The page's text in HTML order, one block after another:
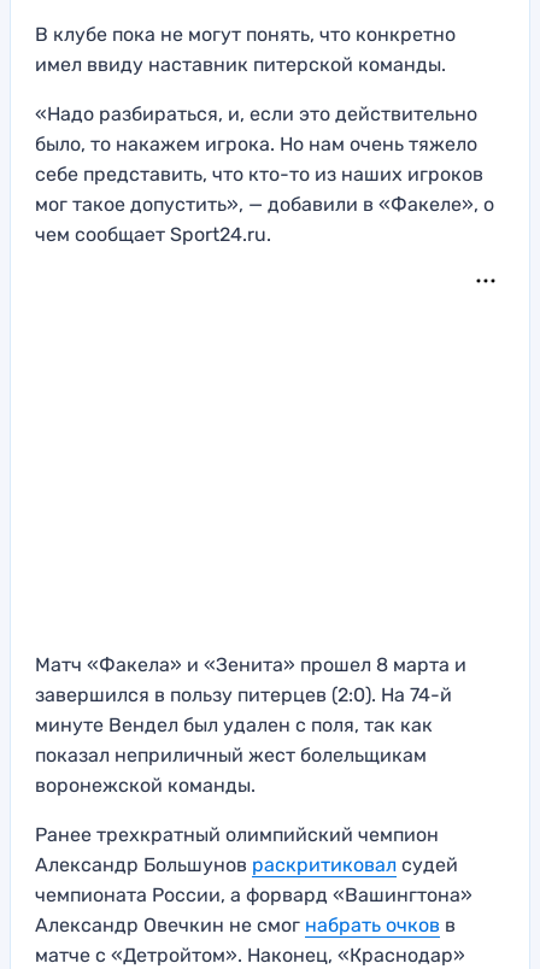
В клубе пока не могут понять, что конкретно
имел ввиду наставник питерской команды.
«Надо разбираться, и, если это действительно
было, то накажем игрока. Но нам очень тяжело
себе представить, что кто-то из наших игроков
мог такое допустить», — добавили в «Факеле», о
чем сообщает Sport24.ru.
Матч «Факела» и «Зенита» прошел 8 марта и
завершился в пользу питерцев (2:0). На 74-й
минуте Вендел был удален с поля, так как
показал неприличный жест болельщикам
воронежской команды.
Ранее трехкратный олимпийский чемпион
Александр Большунов раскритиковал судей
чемпионата России, а форвард «Вашингтона»
Александр Овечкин не смог набрать очков в
матче с «Детройтом». Наконец, «Краснодар»